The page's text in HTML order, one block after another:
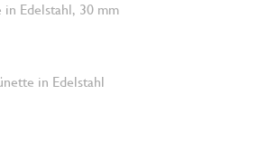
in Edelstahl, 30 mm
in Edelstahl